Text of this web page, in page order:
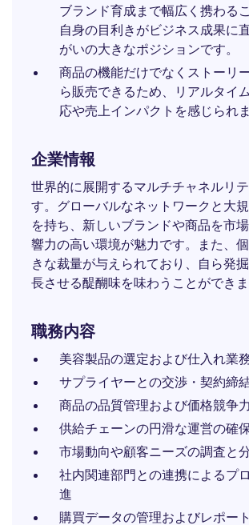
ブランド育成まで幅広く携わる
自身の目利きがビジネス成果に
がいの大きなポジションです。
商品の機能だけでなくストーリ
ら販売できるため、リアルタイ
応や売上インパクトを感じられま
企業情報
世界的に展開するマルチチャネルリ
す。グローバルなネットワークと大
を持ち、新しいブランドや商品を市
響力の高い環境が魅力です。また、
きな裁量が与えられており、自ら発
長させる醍醐味を味わうことができま
職務内容
美容製品の選定および仕入れ業
サプライヤーとの交渉・契約締
商品の品質管理および価格競争
供給チェーンの円滑な運営の確
市場動向や顧客ニーズの調査と
社内関連部門との連携によるプ
進
購買データの管理およびレポー